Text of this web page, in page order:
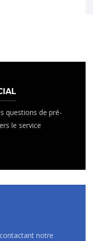
questions de pré-
le service
notre